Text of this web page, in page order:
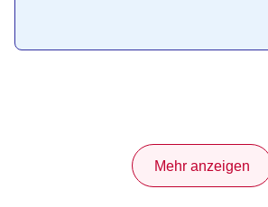
Mehr anzeigen